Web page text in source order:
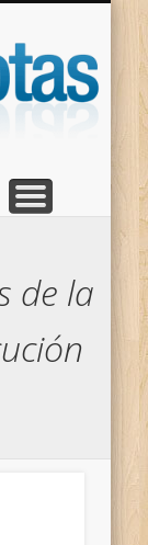
de la